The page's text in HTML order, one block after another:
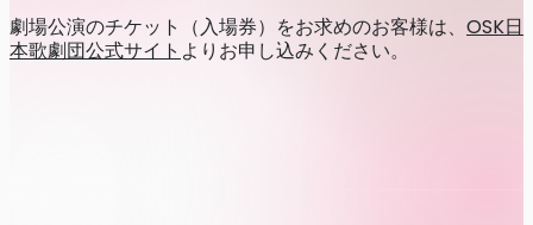
劇場公演のチケット（入場券）をお求めのお客様は、 OSK日
本歌劇団公式サイト よりお申し込みください。